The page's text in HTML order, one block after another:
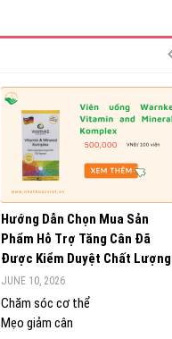
Hướng Dẫn Chọn Mua Sản
Phẩm Hỗ Trợ Tăng Cân Đã
Được Kiểm Duyệt Chất Lượng
JUNE 10, 2026
Chăm sóc cơ thể
Mẹo giảm cân